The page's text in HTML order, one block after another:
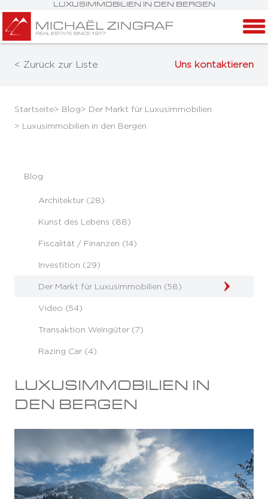
LUXUSIMMOBILIEN IN DEN BERGEN
< Zurück zur Liste Uns kontaktieren
Startseite> Blog> Der Markt für Luxusimmobilien
> Luxusimmobilien in den Bergen
Blog
Architektur (28)
Kunst des Lebens (88)
Fiscalität / Finanzen (14)
Investition (29)
Der Markt für Luxusimmobilien (58)
Video (54)
Transaktion Weingüter (7)
Razing Car (4)
LUXUSIMMOBILIEN IN
DEN BERGEN